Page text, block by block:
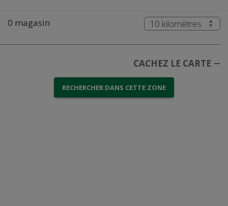
0 magasinPas d'emplacements trouvés
Faites une nouvelle recherche en utilisant la
barre de recherche ci-dessus.
CACHEZ LE CARTE
RECHERCHER DANS CETTE ZONE